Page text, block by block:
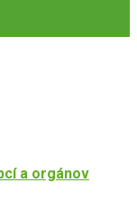
a orgánov